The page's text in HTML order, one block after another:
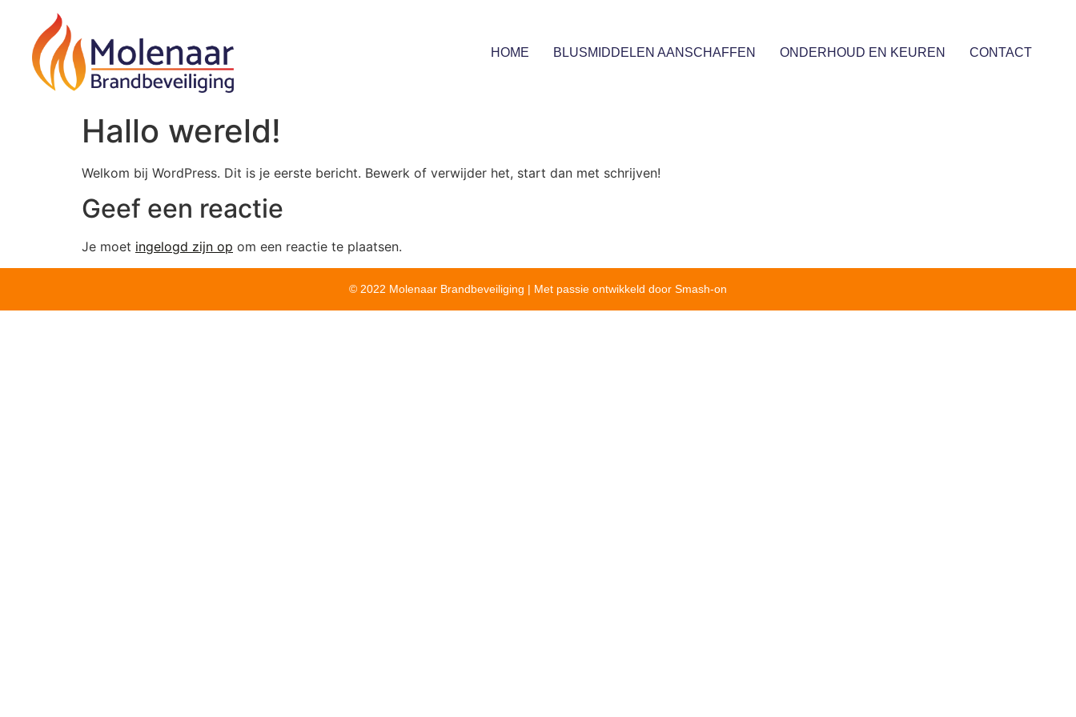
HOME BLUSMIDDELEN AANSCHAFFEN ONDERHOUD EN KEUREN CONTACT
Hallo wereld!
Welkom bij WordPress. Dit is je eerste bericht. Bewerk of verwijder het, start dan met schrijven!
Geef een reactie
Je moet ingelogd zijn op om een reactie te plaatsen.
© 2022 Molenaar Brandbeveiliging | Met passie ontwikkeld door Smash-on